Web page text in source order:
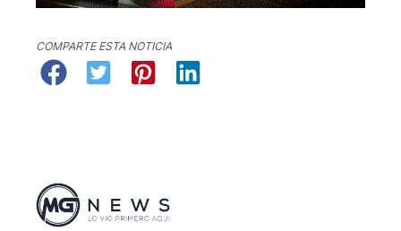
COMPARTE ESTA NOTICIA